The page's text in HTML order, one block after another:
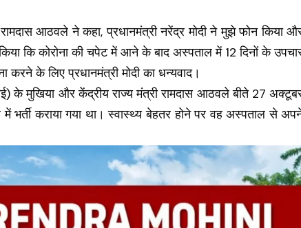
रामदास आठवले ने कहा, प्रधानमंत्री नरेंद्र मोदी ने मुझे फोन किया
कि कोरोना की चपेट में आने के बाद अस्पताल में 12 दिनों के
के लिए प्रधानमंत्री मोदी का धन्यवाद।
के मुखिया और केंद्रीय राज्य मंत्री रामदास आठवले बीते 27
में भर्ती कराया गया था। स्वास्थ्य बेहतर होने पर वह अस्पताल से